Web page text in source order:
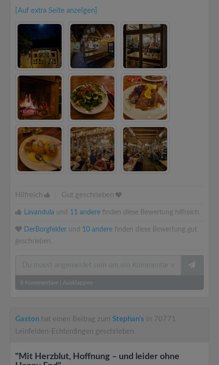
[Auf extra Seite anzeigen]
Hilfreich Gut geschrieben
Lavandula und 11 andere finden diese Bewertung hilfreich.
DerBorgfelder und 10 andere finden diese Bewertung gut
geschrieben.
8 Kommentare Ausklappen
Gaston hat einen Beitrag zum Stephan's in 70771
Leinfelden-Echterdingen geschrieben
"Mit Herzblut, Hoffnung – und leider ohne